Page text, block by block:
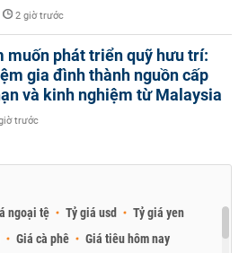
2 giờ trước
muốn phát triển quỹ hưu trí:
gia đình thành nguồn cấp
và kinh nghiệm từ Malaysia
trước
ngoại tệ Tỷ giá usd
Tỷ giá yen
Giá cà phê
Giá tiêu hôm nay